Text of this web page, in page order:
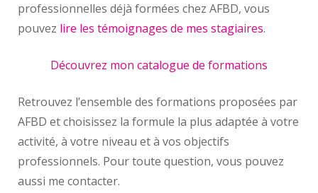
professionnelles déjà formées chez AFBD, vous
pouvez lire les témoignages de mes stagiaires.
Découvrez mon catalogue de formations
Retrouvez l’ensemble des formations proposées par
AFBD et choisissez la formule la plus adaptée à votre
activité, à votre niveau et à vos objectifs
professionnels. Pour toute question, vous pouvez
aussi me contacter.